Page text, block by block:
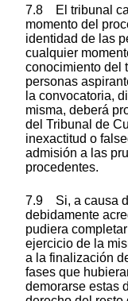
7.8 El tribunal
momento del
identidad de las
cualquier
conocimiento del
personas
la convocatoria,
misma, deberá
del Tribunal de
inexactitud o
admisión a las
procedentes.
7.9 Si, a causa
debidamente
pudiera
ejercicio de la
a la finalización
fases que
demorarse estas